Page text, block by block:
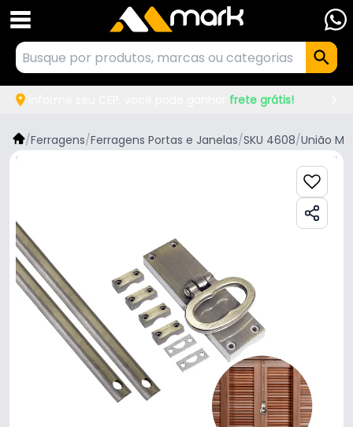
frete grátis!
/Ferragens/Ferragens Portas e Janelas/SKU 4608/União